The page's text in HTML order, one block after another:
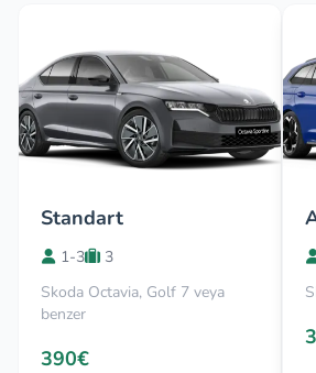
Standart
1-3
3
Skoda Octavia, Golf 7 veya
benzer
390€